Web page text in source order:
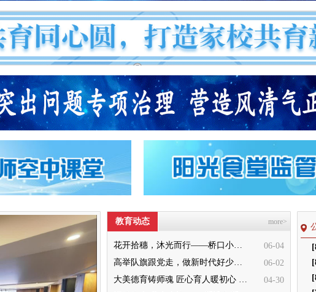
教育动态 more>
花开拾穗，沐光而行——桥口小学“大美德育之家校和美”暨2022级十岁成长仪式圆满举行
06-04
高举队旗跟党走，做新时代好少年—— 新沂市唐店第二小学六一文艺汇演圆满落幕
06-02
大美德育铸师魂 匠心育人暖初心 ——墨河中心小学第一期班主任培训活动圆满举行
04-30